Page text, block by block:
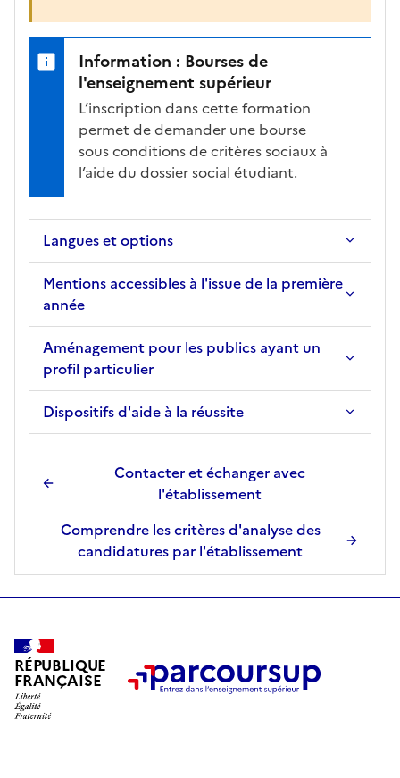
c
h
e
d
e
l
a
f
r
m
t
i
n
é
e
t
i
.
Information : Bourses de
l'enseignement supérieur
L’inscription dans cette formation
permet de demander une bourse
sous conditions de critères sociaux à
l’aide du dossier social étudiant.
Langues et options
Mentions accessibles à l'issue de la première
année
Aménagement pour les publics ayant un
profil particulier
Dispositifs d'aide à la réussite
Contacter et échanger avec
l'établissement
Comprendre les critères d'analyse des
candidatures par l'établissement
RÉPUBLIQUE
FRANÇAISE